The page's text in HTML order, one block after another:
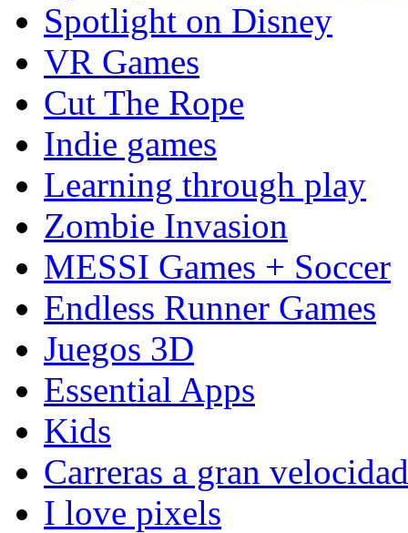
Spotlight on Disney
VR Games
Cut The Rope
Indie games
Learning through play
Zombie Invasion
MESSI Games + Soccer
Endless Runner Games
Juegos 3D
Essential Apps
Kids
Carreras a gran velocidad
I love pixels